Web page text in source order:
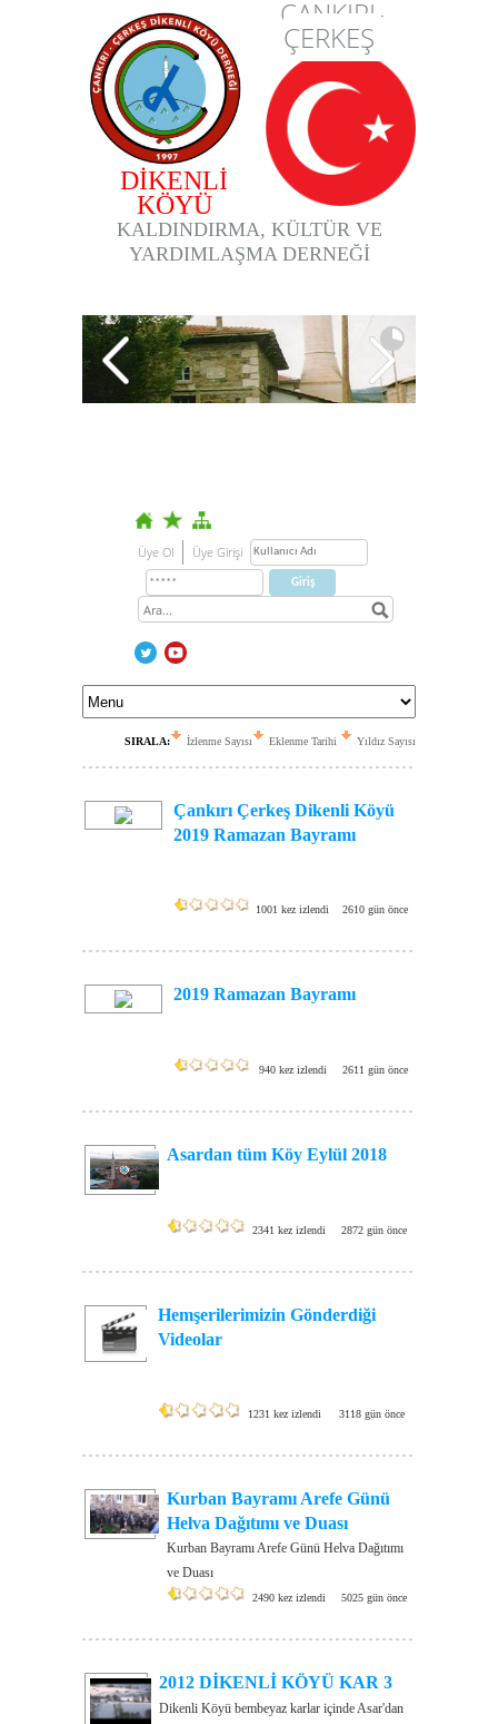
ÇANKIRI-
ÇERKEŞ
DİKENLİ
KÖYÜ
KALDINDIRMA, KÜLTÜR VE
YARDIMLAŞMA DERNEĞİ
Üye Ol Üye Girişi
SIRALA: İzlenme Sayısı Eklenme Tarihi Yıldız Sayısı
Çankırı Çerkeş Dikenli Köyü
2019 Ramazan Bayramı
1001 kez izlendi 2610 gün önce
2019 Ramazan Bayramı
940 kez izlendi 2611 gün önce
Asardan tüm Köy Eylül 2018
2341 kez izlendi 2872 gün önce
Hemşerilerimizin Gönderdiği
Videolar
1231 kez izlendi 3118 gün önce
Kurban Bayramı Arefe Günü
Helva Dağıtımı ve Duası
Kurban Bayramı Arefe Günü Helva Dağıtımı
ve Duası
2490 kez izlendi 5025 gün önce
2012 DİKENLİ KÖYÜ KAR 3
Dikenli Köyü bembeyaz karlar içinde Asar'dan